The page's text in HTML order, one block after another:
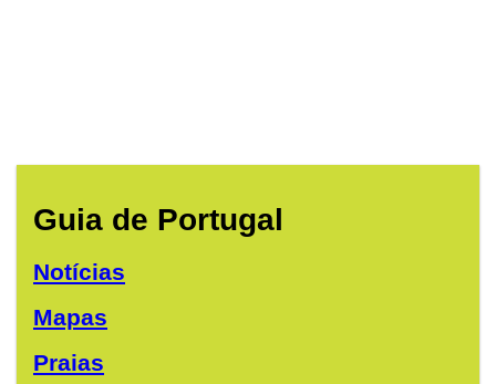
Guia de Portugal
Notícias
Mapas
Praias